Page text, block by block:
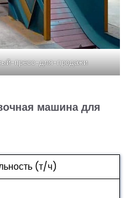
пресс-для-продажи
машина для
(т/ч)